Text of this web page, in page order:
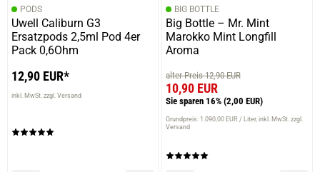
PODS
Uwell Caliburn G3
Ersatzpods 2,5ml Pod 4er
Pack 0,6Ohm
12,90 EUR*
inkl. MwSt. zzgl. Versand
BIG BOTTLE
Big Bottle – Mr. Mint
Marokko Mint Longfill
Aroma
alter Preis 12,90 EUR
10,90 EUR
Sie sparen 16% (2,00 EUR)
Grundpreis: 1.090,00 EUR / Liter inkl. MwSt. zzgl.
Versand